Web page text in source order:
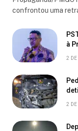
confrontou uma
à
2
2